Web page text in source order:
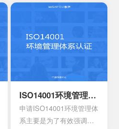
ISO14001环境管理体系认证
申请ISO14001环境管理体
系主要是为了有效强调持